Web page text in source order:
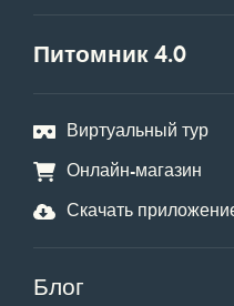
Питомник 4.0
Виртуальный тур
Онлайн-магазин
Скачать
Блог